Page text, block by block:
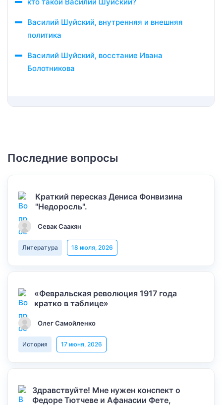
Василий Шуйский, внутренняя и внешняя
политика
Василий Шуйский, восстание Ивана
Болотникова
Последние вопросы
Краткий пересказ Дениса Фонвизина
"Недоросль".
Севак Саакян
Литература 18 июля, 2026
«Февральская революция 1917 года
кратко в таблице»
Олег Самойленко
История 17 июня, 2026
Здравствуйте! Мне нужен конспект о
Федоре Тютчеве и Афанасии Фете,